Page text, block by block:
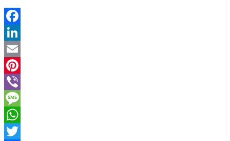
Facebook
LinkedIn
Email
Pinterest
Viber
Message
WhatsApp